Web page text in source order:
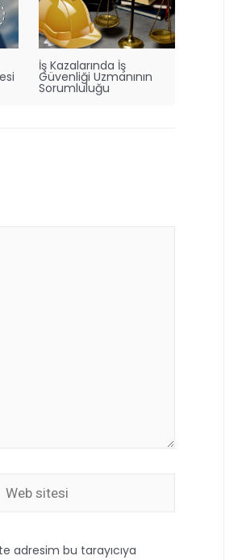
İş Kazalarında İş
Güvenliği Uzmanının
Sorumluluğu
adresim bu tarayıcıya